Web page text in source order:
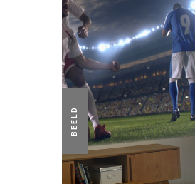
BEELD